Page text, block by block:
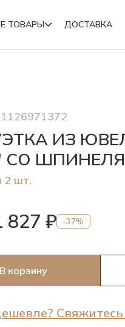
ТОВАРЫ ДОСТАВКА
ИЗ
СО
2 шт.
827 ₽ -37%
В корзину